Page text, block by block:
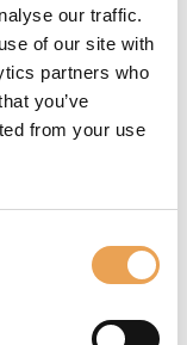
our traffic.
of our site with
partners who
you’ve
from your use
cesse de
logiciel
d'impression.
un an et est
de votre
la date